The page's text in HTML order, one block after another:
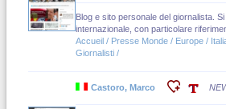
Blog e sito personale del giornalista.
internazionale, con particolare
Accueil / Presse Monde / Europe /
Giornalisti /
Castoro, Marco